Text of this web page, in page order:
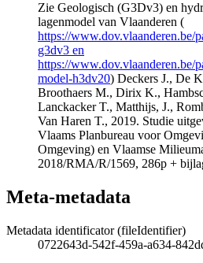
Zie Geologisch (G3Dv3) en
lagenmodel van Vlaanderen (
https://www.dov.vlaanderen.be/
g3dv3 en
https://www.dov.vlaanderen.be/
model-h3dv20) Deckers J., De
Broothaers M., Dirix K.,
Lanckacker T., Matthijs, J.,
Van Haren T., 2019. Studie
Vlaams Planbureau voor
Omgeving) en Vlaamse
2018/RMA/R/1569, 286p +
Meta-metadata
Metadata identificator (fileIdentifier)
0722643d-542f-459a-a634-